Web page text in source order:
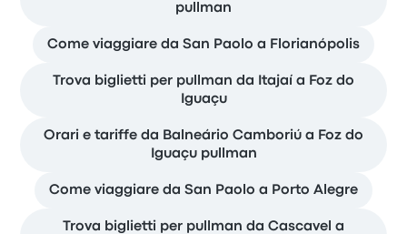
pullman
Come viaggiare da San Paolo a Florianópolis
Trova biglietti per pullman da Itajaí a Foz do
Iguaçu
Orari e tariffe da Balneário Camboriú a Foz do
Iguaçu pullman
Come viaggiare da San Paolo a Porto Alegre
Trova biglietti per pullman da Cascavel a